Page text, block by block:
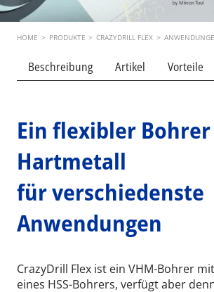
EXPERTISE
INSIDE MIKRON TOOL
Breadcrumb
HOME > PRODUKTE > CRAZYDRILL FLEX >
Beschreibung Artikel Vorteile
Ein flexibler Bohrer
Hartmetall
für verschiedenste
Anwendungen
CrazyDrill Flex ist ein VHM-Bohrer
eines HSS-Bohrers, verfügt aber